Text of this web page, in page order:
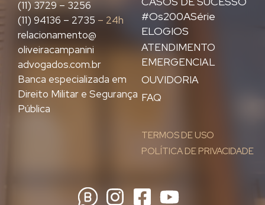
#Os200ASérie
ELOGIOS
ATENDIMENTO
EMERGENCIAL
OUVIDORIA
FAQ
TERMOS DE USO
POLÍTICA DE PRIVACIDADE
(11) 3729 – 3256
(11) 94136 – 2735 – 24h
relacionamento@
oliveiracampanini
advogados.com.br
Banca especializada em
Direito Militar e Segurança
Pública